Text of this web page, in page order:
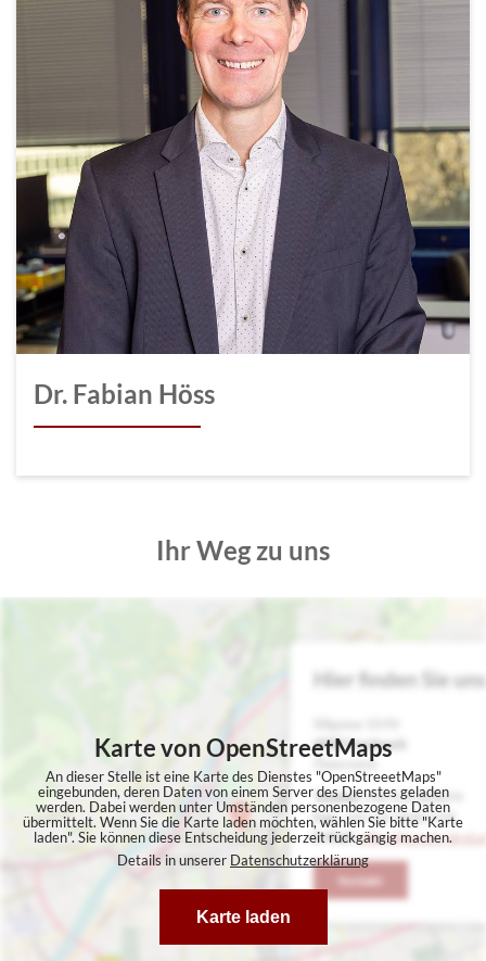
Dr. Fabian Höss
Ihr Weg zu uns
Karte von OpenStreetMaps
An dieser Stelle ist eine Karte des Dienstes "OpenStreeetMaps"
eingebunden, deren Daten von einem Server des Dienstes geladen
werden. Dabei werden unter Umständen personenbezogene Daten
übermittelt. Wenn Sie die Karte laden möchten, wählen Sie bitte "Karte
laden". Sie können diese Entscheidung jederzeit rückgängig machen.
Details in unserer Datenschutzerklärung
Karte laden